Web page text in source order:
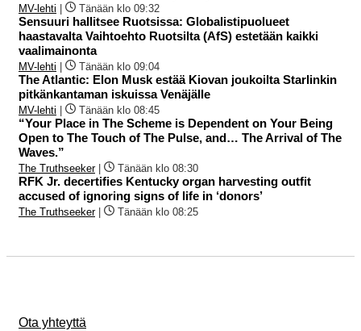
MV-lehti Tänään klo 09:32
Sensuuri hallitsee Ruotsissa: Globalistipuolueet
haastavalta Vaihtoehto Ruotsilta (AfS) estetään kaikki
vaalimainonta
MV-lehti Tänään klo 09:04
The Atlantic: Elon Musk estää Kiovan joukoilta Starlinkin
pitkänkantaman iskuissa Venäjälle
MV-lehti Tänään klo 08:45
“Your Place in The Scheme is Dependent on Your Being
Open to The Touch of The Pulse, and… The Arrival of The
Waves.”
The Truthseeker| Tänään klo 08:30
RFK Jr. decertifies Kentucky organ harvesting outfit
accused of ignoring signs of life in ‘donors’
The Truthseeker| Tänään klo 08:25
Ota yhteyttä